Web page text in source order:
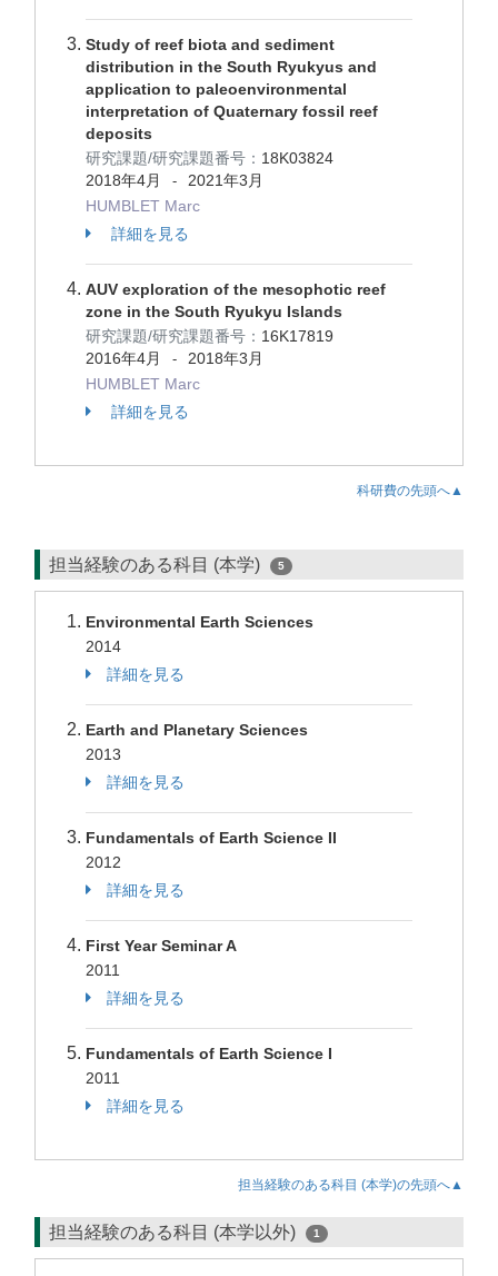
Study of reef biota and sediment
distribution in the South Ryukyus and
application to paleoenvironmental
interpretation of Quaternary fossil reef
deposits
研究課題/研究課題番号： 18K03824
2018年4月
-
2021年3月
HUMBLET Marc
詳細を見る
AUV exploration of the mesophotic reef
zone in the South Ryukyu Islands
研究課題/研究課題番号： 16K17819
2016年4月
-
2018年3月
HUMBLET Marc
詳細を見る
科研費の先頭へ▲
担当経験のある科目 (本学) 5
Environmental Earth Sciences
2014
詳細を見る
Earth and Planetary Sciences
2013
詳細を見る
Fundamentals of Earth Science II
2012
詳細を見る
First Year Seminar A
2011
詳細を見る
Fundamentals of Earth Science I
2011
詳細を見る
担当経験のある科目 (本学)の先頭へ▲
担当経験のある科目 (本学以外) 1